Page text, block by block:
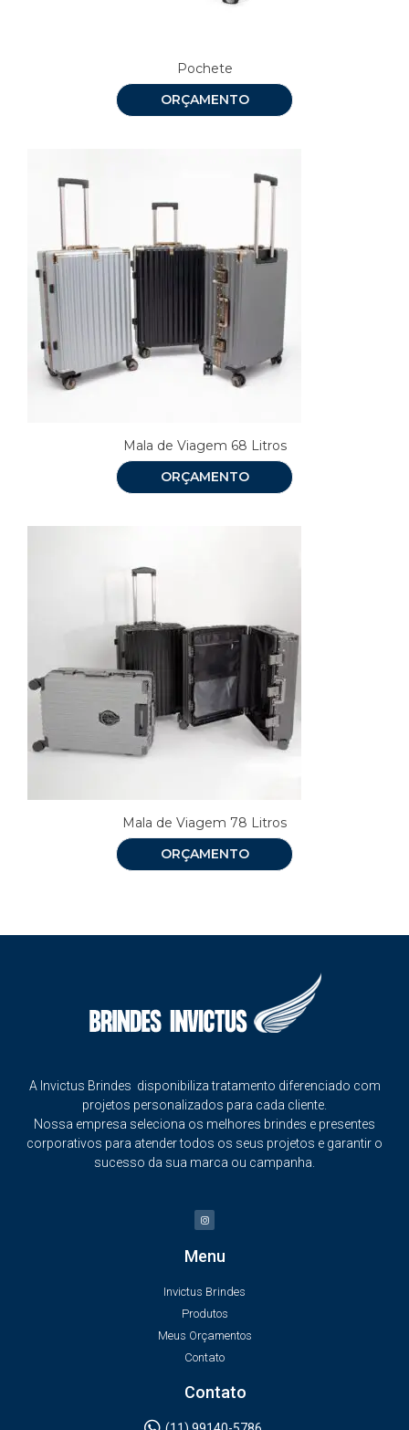
Pochete
ORÇAMENTO
Mala de Viagem 68 Litros
ORÇAMENTO
Mala de Viagem 78 Litros
ORÇAMENTO
A Invictus Brindes disponibiliza tratamento diferenciado com
projetos personalizados para cada cliente.
Nossa empresa seleciona os melhores brindes e presentes
corporativos para atender todos os seus projetos e garantir o
sucesso da sua marca ou campanha.
Menu
Invictus Brindes
Produtos
Meus Orçamentos
Contato
Contato